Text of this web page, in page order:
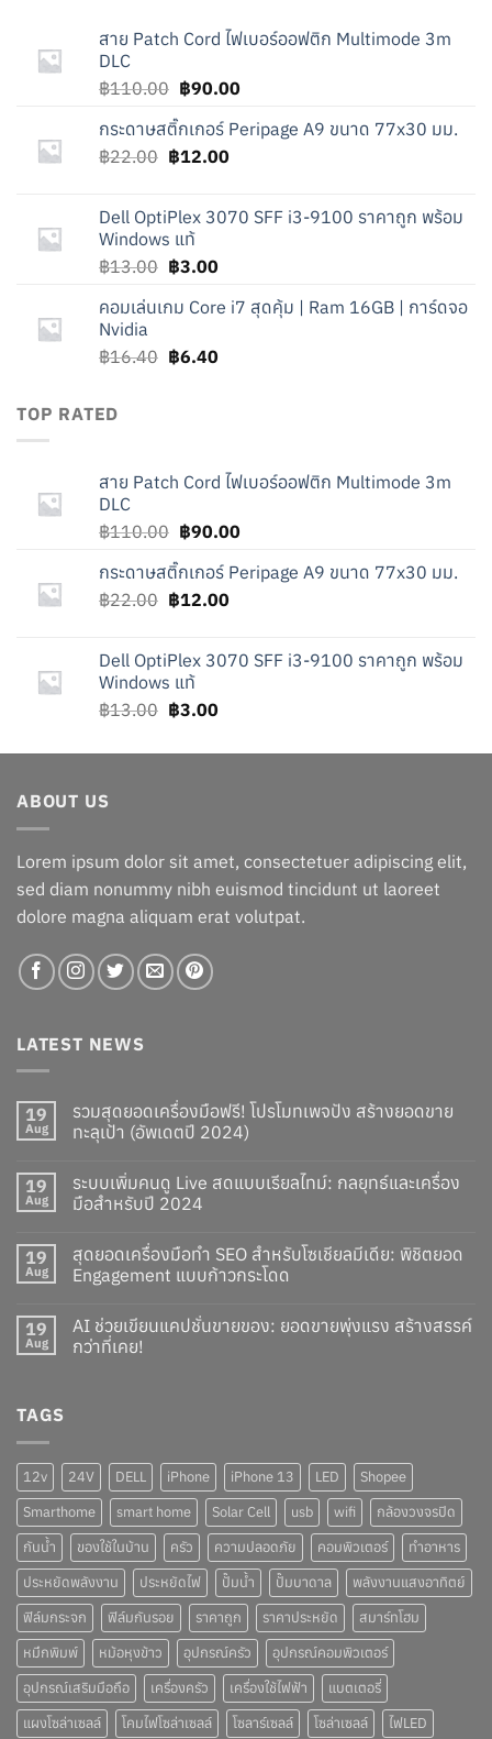
สาย Patch Cord ไฟเบอร์ออฟติก Multimode 3m
DLC
฿110.00 Original
was:
฿110.00.
฿90.00Current
is:
กระดาษสติ๊กเกอร์ Peripage A9 ขนาด 77x30 มม.
฿22.00 Original
฿22.00.
฿12.00Current
฿12.00.
Dell OptiPlex 3070 SFF i3-9100 ราคาถูก พร้อม
Windows แท้
฿13.00 Original
was:
฿3.00Current
is:
คอมเล่นเกม Core i7 สุดคุ้ม | Ram 16GB | การ์ดจอ
Nvidia
฿16.40 Original
฿6.40Current
TOP RATED
สาย Patch Cord ไฟเบอร์ออฟติก Multimode 3m
DLC
฿110.00 Original
was:
฿110.00.
฿90.00Current
is:
กระดาษสติ๊กเกอร์ Peripage A9 ขนาด 77x30 มม.
฿22.00 Original
฿22.00.
฿12.00Current
฿12.00.
Dell OptiPlex 3070 SFF i3-9100 ราคาถูก พร้อม
Windows แท้
฿13.00 Original
was:
฿3.00Current
is:
ABOUT US
Lorem ipsum dolor sit amet, consectetuer adipiscing elit,
sed diam nonummy nibh euismod tincidunt ut laoreet
dolore magna aliquam erat volutpat.
LATEST NEWS
19
Aug
รวมสุดยอดเครื่องมือฟรี! โปรโมทเพจปัง สร้างยอดขาย
ทะลุเป้า (อัพเดตปี 2024)
19
Aug
ระบบเพิ่มคนดู Live สดแบบเรียลไทม์: กลยุทธ์และเครื่อง
มือสำหรับปี 2024
19
Aug
สุดยอดเครื่องมือทำ SEO สำหรับโซเชียลมีเดีย: พิชิตยอด
Engagement แบบก้าวกระโดด
19
Aug
AI ช่วยเขียนแคปชั่นขายของ: ยอดขายพุ่งแรง สร้างสรรค์
กว่าที่เคย!
TAGS
12v 24V DELL iPhone iPhone 13 LED
Shopee
Smarthome
smart home Solar Cell usb wifi
กล้องวงจรปิด
กันน้ำ
ของใช้ในบ้าน ครัว ความปลอดภัย คอมพิวเตอร์
ทำอาหาร
ประหยัดพลังงาน
ประหยัดไฟ ปั๊มน้ำ ปั๊มบาดาล
พลังงานแสงอาทิตย์
ฟิล์มกระจก
ฟิล์มกันรอย ราคาถูก ราคาประหยัด
สมาร์ทโฮม
หมึกพิมพ์
หม้อหุงข้าว อุปกรณ์ครัว
อุปกรณ์คอมพิวเตอร์
อุปกรณ์เสริมมือถือ
เครื่องครัว เครื่องใช้ไฟฟ้า
แบตเตอรี่
แผงโซล่าเซลล์
โคมไฟโซล่าเซลล์ โซลาร์เซลล์ โซล่าเซลล์ ไฟLED